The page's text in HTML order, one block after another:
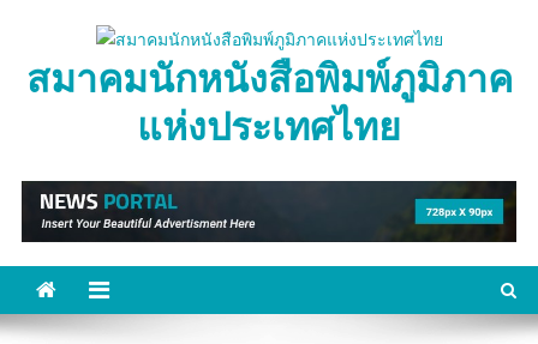
contentสมาคมนักหนังสือพิมพ์ภูมิภาค
แห่งประเทศไทย